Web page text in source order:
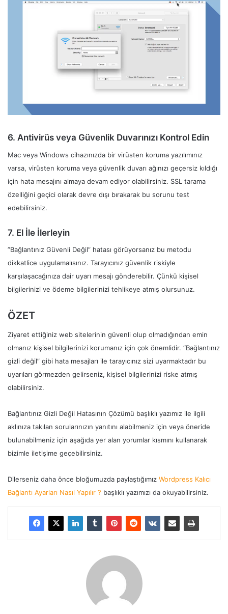
6. Antivirüs veya Güvenlik Duvarınızı Kontrol Edin
Mac veya Windows cihazınızda bir virüsten koruma yazılımınız
varsa, virüsten koruma veya güvenlik duvarı ağınızı geçersiz kıldığı
için hata mesajını almaya devam ediyor olabilirsiniz. SSL tarama
özelliğini geçici olarak devre dışı bırakarak bu sorunu test
edebilirsiniz.
7. El İle İlerleyin
”Bağlantınız Güvenli Değil” hatası görüyorsanız bu metodu
dikkatlice uygulamalısınız. Tarayıcınız güvenlik riskiyle
karşılaşacağınıza dair uyarı mesajı gönderebilir. Çünkü kişisel
bilgilerinizi ve ödeme bilgilerinizi tehlikeye atmış olursunuz.
ÖZET
Ziyaret ettiğiniz web sitelerinin güvenli olup olmadığından emin
olmanız kişisel bilgilerinizi korumanız için çok önemlidir. “Bağlantınız
gizli değil” gibi hata mesajları ile tarayıcınız sizi uyarmaktadır bu
uyarıları görmezden gelirseniz, kişisel bilgilerinizi riske atmış
olabilirsiniz.
Bağlantınız Gizli Değil Hatasının Çözümü başlıklı yazımız ile ilgili
aklınıza takılan sorularınızın yanıtını alabilmeniz için veya öneride
bulunabilmeniz için aşağıda yer alan yorumlar kısmını kullanarak
bizimle iletişime geçebilirsiniz.
Dilerseniz daha önce bloğumuzda paylaştığımız Wordpress Kalıcı
Bağlantı Ayarları Nasıl Yapılır ? başlıklı yazımızı da okuyabilirsiniz.